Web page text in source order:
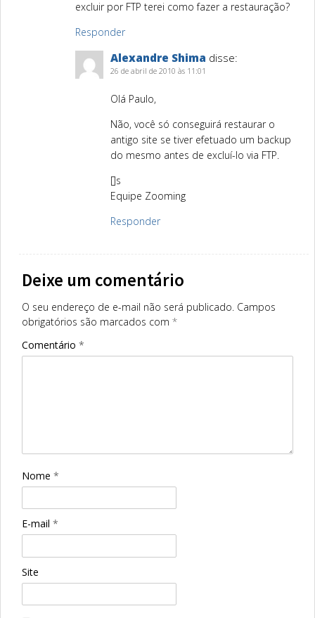
excluir por FTP terei como fazer a restauração?
Responder
Alexandre Shima disse:
26 de abril de 2010 às 11:01
Olá Paulo,
Não, você só conseguirá restaurar o
antigo site se tiver efetuado um backup
do mesmo antes de excluí-lo via FTP.
[]s
Equipe Zooming
Responder
Deixe um comentário
O seu endereço de e-mail não será publicado. Campos
obrigatórios são marcados com *
Comentário *
Nome *
E-mail *
Site